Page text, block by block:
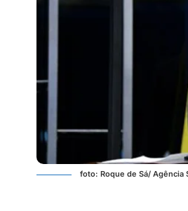
foto: Roque de Sá/ Agência